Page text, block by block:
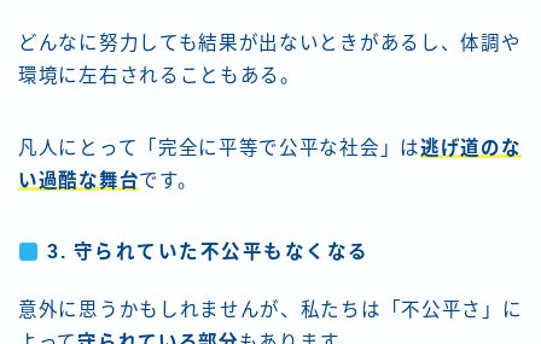
どんなに努力しても結果が出ないときがあるし、体調や
環境に左右されることもある。
凡人にとって「完全に平等で公平な社会」は逃げ道のな
い過酷な舞台です。
3. 守られていた不公平もなくなる
意外に思うかもしれませんが、私たちは「不公平さ」に